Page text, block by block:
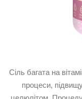
Сіль багата на
процеси,